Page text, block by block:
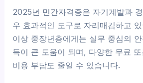
2025년 민간자격증은 자기계발과
우 효과적인 도구로 자리매김하고
이상 중장년층에게는 실무 중심의
득이 큰 도움이 되며, 다양한 무료
비용 부담도 줄일 수 있습니다.